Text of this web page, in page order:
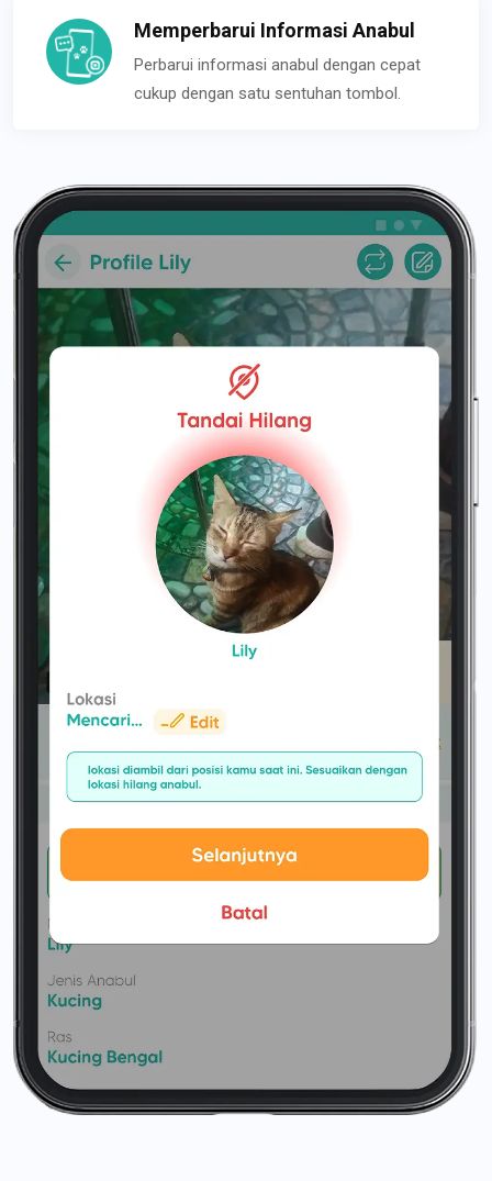
Memperbarui Informasi Anabul
Perbarui informasi anabul dengan cepat
cukup dengan satu sentuhan tombol.